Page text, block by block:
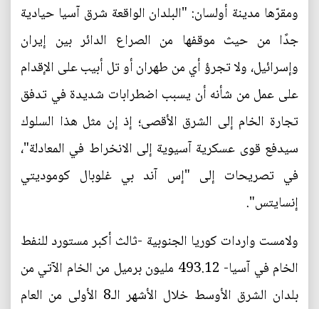
ومقرّها مدينة أولسان: "البلدان الواقعة شرق آسيا حيادية
جدًا من حيث موقفها من الصراع الدائر بين إيران
وإسرائيل، ولا تجرؤ أي من طهران أو تل أبيب على الإقدام
على عمل من شأنه أن يسبب اضطرابات شديدة في تدفق
تجارة الخام إلى الشرق الأقصى؛ إذ إن مثل هذا السلوك
سيدفع قوى عسكرية آسيوية إلى الانخراط في المعادلة"،
في تصريحات إلى "إس آند بي غلوبال كوموديتي
إنسايتس".
ولامست واردات كوريا الجنوبية -ثالث أكبر مستورد للنفط
الخام في آسيا- 493.12 مليون برميل من الخام الآتي من
بلدان الشرق الأوسط خلال الأشهر الـ8 الأولى من العام